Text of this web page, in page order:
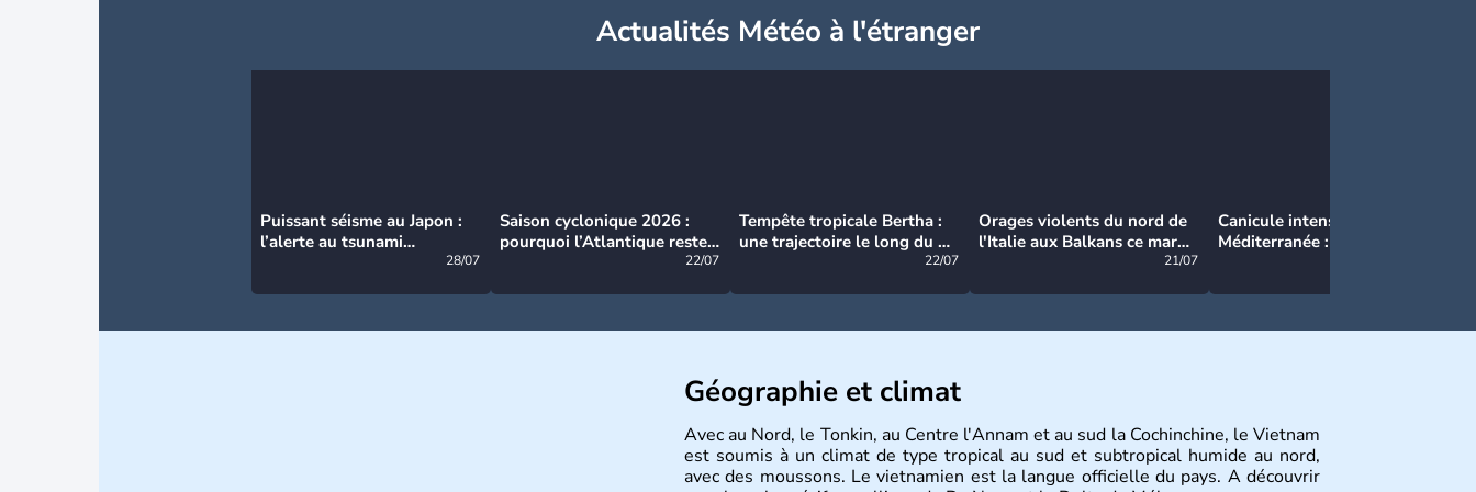
Actualités Météo à l'étranger
Puissant séisme au Japon :
l’alerte au tsunami
28/07
Saison cyclonique 2026 :
pourquoi l’Atlantique reste
22/07
Tempête tropicale Bertha :
une trajectoire le long du du
22/07
Orages violents du nord de
l'Italie aux Balkans ce mardi
21/07
Canicule intense en
Méditerranée : près de 50°C
Géographie et climat
Avec au Nord, le Tonkin, au Centre l'Annam et au sud la Cochinchine, le Vietnam
est soumis à un climat de type tropical au sud et subtropical humide au nord,
avec des moussons. Le vietnamien est la langue officielle du pays. A découvrir